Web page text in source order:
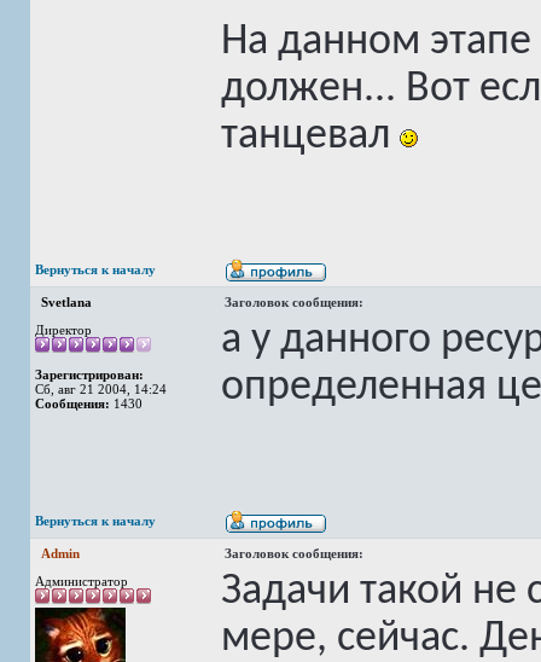
На данном
должен... Вот
танцевал
Вернуться к началу
Svetlana
Заголовок сообщения:
Директор
Зарегистрирован:
Сб, авг 21 2004, 14:24
Сообщения: 1430
а у данного
определенная
Вернуться к началу
Admin
Заголовок сообщения:
Администратор
Задачи такой не
мере, сейчас.